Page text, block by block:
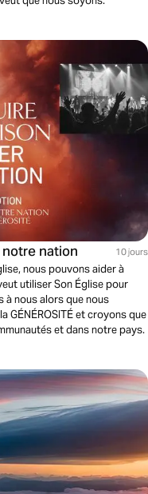
nation 10 jours
nous pouvons aider à
utiliser Son Église pour
à nous alors que nous
GÉNÉROSITÉ et croyons que
et dans notre pays.